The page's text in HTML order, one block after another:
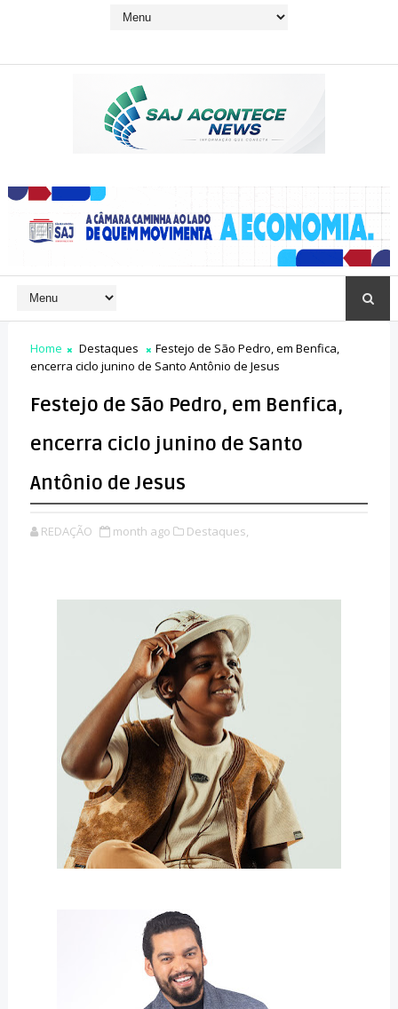
Home Destaques
Festejo de São Pedro, em Benfica,
encerra ciclo junino de Santo Antônio de Jesus
Festejo de São Pedro, em Benfica,
encerra ciclo junino de Santo
Antônio de Jesus
REDAÇÃO month ago Destaques,